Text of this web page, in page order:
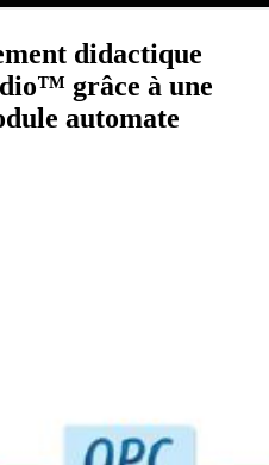
didactique
grâce à une
automate